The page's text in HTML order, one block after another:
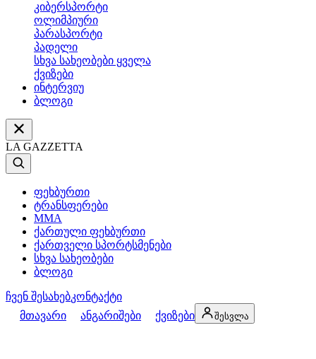
კიბერსპორტი
ოლიმპიური
პარასპორტი
პადელი
სხვა სახეობები ყველა
ქვიზები
ინტერვიუ
ბლოგი
LA GAZZETTA
ფეხბურთი
ტრანსფერები
MMA
ქართული ფეხბურთი
ქართველი სპორტსმენები
სხვა სახეობები
ბლოგი
ჩვენ შესახებკონტაქტი
მთავარი
ანგარიშები ქვიზები შესვლა